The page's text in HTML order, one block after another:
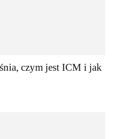
czym jest ICM i jak